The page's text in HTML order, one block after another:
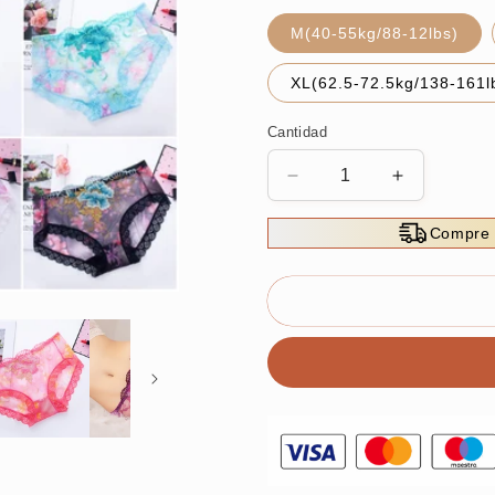
M(40-55kg/88-12lbs)
XL(62.5-72.5kg/138-
Cantidad
Reducir
cantidad
🌸
Compar
OBDENGA
🌸
de
algodón
Aumentar
cantidad
para
🌸
Compar
OBDENGA
🌸
de
algodón